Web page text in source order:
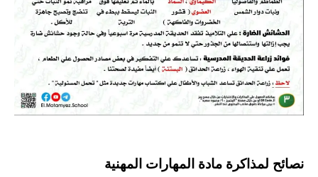
نصائح لمذاكرة مادة المهارات المهنية